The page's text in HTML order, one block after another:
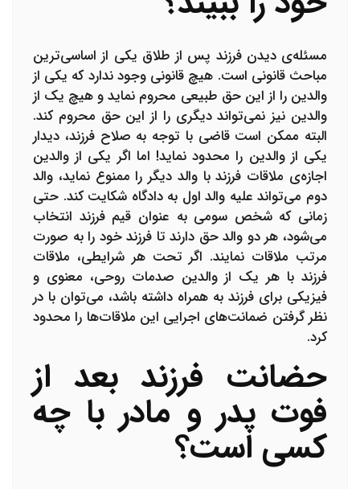
مسئله‌ی دیدن فرزند پس از طلاق یکی از اساسی‌ترین
مباحث قانونی است. هیچ قانونی وجود ندارد که یکی از
والدین را از این حق طبیعی محروم نماید و هیچ یک از
والدین نیز نمی‌تواند دیگری را از این حق محروم کند.
البته ممکن است قاضی با توجه به صلاح فرزند، دیدار
یکی از والدین را محدود نماید! اما اگر یکی از والدین
اجازه‌ی ملاقات فرزند با والد دیگر را ممنوع نماید، والد
دوم می‌تواند علیه والد اول به دادگاه شکایت کند. حتی
زمانی که شخص سومی به عنوان قیم فرزند انتخاب
می‌شود، هر دو والد حق دارند تا فرزند خود را به صورت
مرتب ملاقات نمایند. اگر تحت هر شرایطی، ملاقات
فرزند با هر یک از والدین صدمات روحی، معنوی و
فیزیکی برای فرزند به همراه داشته باشد، می‌توان با در
نظر گرفتن ضمانت‌های اجرایی این ملاقات‌ها را محدود
کرد.
حضانت فرزند بعد از
فوت پدر و مادر با چه
کسی است؟